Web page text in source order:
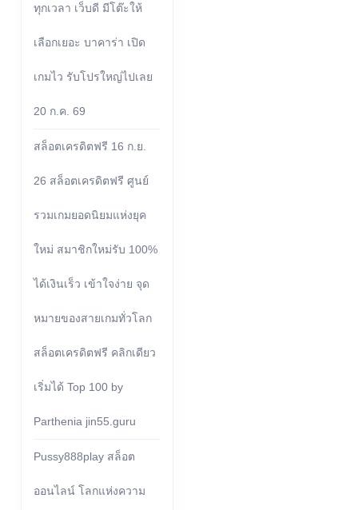
ทุกเวลา เว็บดี มีโต๊ะให้
เลือกเยอะ บาคาร่า เปิด
เกมไว รับโปรใหญ่ไปเลย
20 ก.ค. 69
สล็อตเครดิตฟรี 16 ก.ย.
26 สล็อตเครดิตฟรี ศูนย์
รวมเกมยอดนิยมแห่งยุค
ใหม่ สมาชิกใหม่รับ 100%
ได้เงินเร็ว เข้าใจง่าย จุด
หมายของสายเกมทั่วโลก
สล็อตเครดิตฟรี คลิกเดียว
เริ่มได้ Top 100 by
Parthenia jin55.guru
Pussy888play สล็อต
ออนไลน์ โลกแห่งความ